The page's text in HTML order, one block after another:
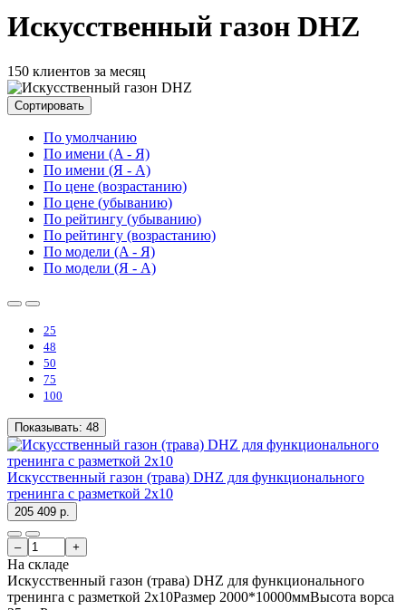
Искусственный газон DHZ
150 клиентов за месяц
Сортировать
По умолчанию
По имени (A - Я)
По имени (Я - A)
По цене (возрастанию)
По цене (убыванию)
По рейтингу (убыванию)
По рейтингу (возрастанию)
По модели (A - Я)
По модели (Я - A)
25
48
50
75
100
Показывать: 48
Искусственный газон (трава) DHZ для функционального
тренинга с разметкой 2x10
205 409 р.
– +
На складе
Искусственный газон (трава) DHZ для функционального
тренинга с разметкой 2x10Размер 2000*10000ммВысота ворса